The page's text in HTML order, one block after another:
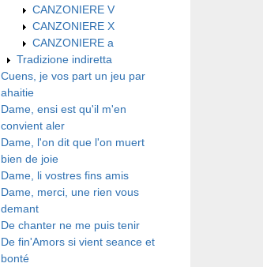
CANZONIERE V
CANZONIERE X
CANZONIERE a
Tradizione indiretta
Cuens, je vos part un jeu par
ahaitie
Dame, ensi est qu'il m'en
convient aler
Dame, l'on dit que l'on muert
bien de joie
Dame, li vostres fins amis
Dame, merci, une rien vous
demant
De chanter ne me puis tenir
De fin'Amors si vient seance et
bonté